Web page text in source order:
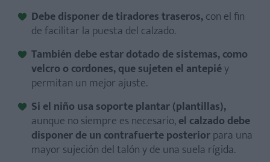
Debe disponer de tiradores traseros,con el fin
de facilitar la puesta del calzado.
También debe estar dotado de sistemas, como
velcro o cordones, que sujeten el antepiéy
permitan un mejor ajuste.
Si el niño usa soporte plantar (plantillas),
aunque no siempre es necesario,el calzado debe
disponer de un contrafuerte posteriorpara una
mayor sujeción del talón y de una suela rígida.